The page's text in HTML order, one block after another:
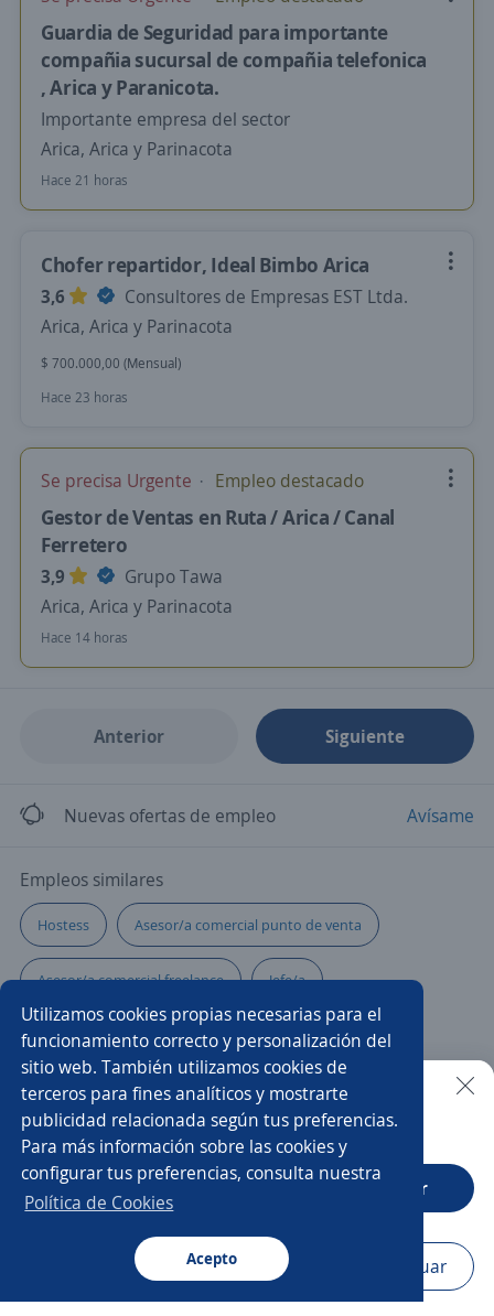
Utilizamos cookies propias necesarias para el
funcionamiento correcto y personalización del
sitio web. También utilizamos cookies de
terceros para fines analíticos y mostrarte
publicidad relacionada según tus preferencias.
Para más información sobre las cookies y
configurar tus preferencias, consulta nuestra
Política de Cookies
Acepto
Buscar Postulaciones Avisos Favoritos
Guardia de Seguridad para importante
compañia sucursal de compañia telefonica
, Arica y Paranicota.
Importante empresa del sector
Arica, Arica y Parinacota
Hace 21 horas
Chofer repartidor, Ideal Bimbo Arica
3,6
Consultores de Empresas EST Ltda.
Arica, Arica y Parinacota
$ 700.000,00 (Mensual)
Hace 23 horas
Se precisa Urgente Empleo destacado
Gestor de Ventas en Ruta / Arica / Canal
Ferretero
3,9
Grupo Tawa
Arica, Arica y Parinacota
Hace 14 horas
Anterior Siguiente
Nuevas ofertas de empleo Avísame
Empleos similares
Hostess Asesor/a comercial punto de venta
Asesor/a comercial freelance Jefe/a
Prevencionista de riesgos Mercaderista
Vendedor/a Cajero/a Reponedores/as
Producción Autoservicios Agente de ventas
Comercial telecomunicaciones
Vendedor/a puerta a puerta
Buscar es más fácil en la app
CT App Abrir
Navegador Continuar